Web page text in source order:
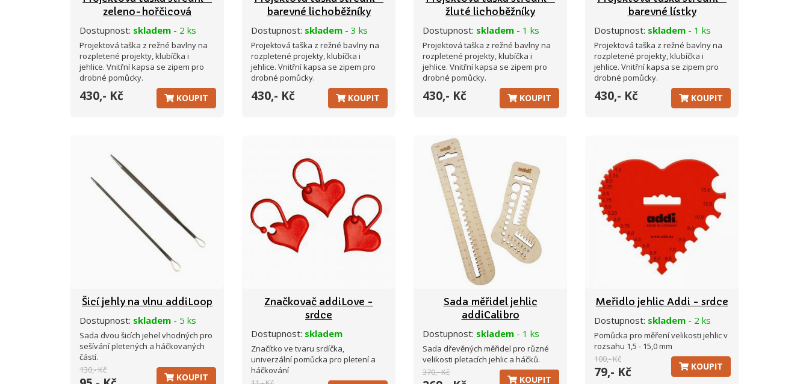
zeleno-hořčicová
Dostupnost: skladem - 2 ks
Projektová taška z režné bavlny na
rozpletené projekty, klubíčka i
jehlice. Vnitřní kapsa se zipem pro
drobné pomůcky.
430,- Kč KOUPIT
barevné lichoběžníky
Dostupnost: skladem - 3 ks
Projektová taška z režné bavlny na
rozpletené projekty, klubíčka i
jehlice. Vnitřní kapsa se zipem pro
drobné pomůcky.
430,- Kč KOUPIT
žluté lichoběžníky
Dostupnost: skladem - 1 ks
Projektová taška z režné bavlny na
rozpletené projekty, klubíčka i
jehlice. Vnitřní kapsa se zipem pro
drobné pomůcky.
430,- Kč KOUPIT
barevné lístky
Dostupnost: skladem - 1 ks
Projektová taška z režné bavlny na
rozpletené projekty, klubíčka i
jehlice. Vnitřní kapsa se zipem pro
drobné pomůcky.
430,- Kč KOUPIT
Šicí jehly na vlnu addiLoop
Dostupnost: skladem - 5 ks
Sada dvou šicích jehel vhodných pro
sešívání pletených a háčkovaných
částí.
130,- Kč
KOUPIT
Značkovač addiLove -
srdce
Dostupnost: skladem
Značítko ve tvaru srdíčka,
univerzální pomůcka pro pletení a
háčkování
Sada měřidel jehlic
addiCalibro
Dostupnost: skladem - 1 ks
Sada dřevěných měřidel pro různé
velikosti pletacích jehlic a háčků.
370,- Kč
KOUPIT
Meřidlo jehlic Addi - srdce
Dostupnost: skladem - 2 ks
Pomůcka pro měření velikosti jehlic v
rozsahu 1,5 - 15,0 mm
100,- Kč
79,- Kč KOUPIT